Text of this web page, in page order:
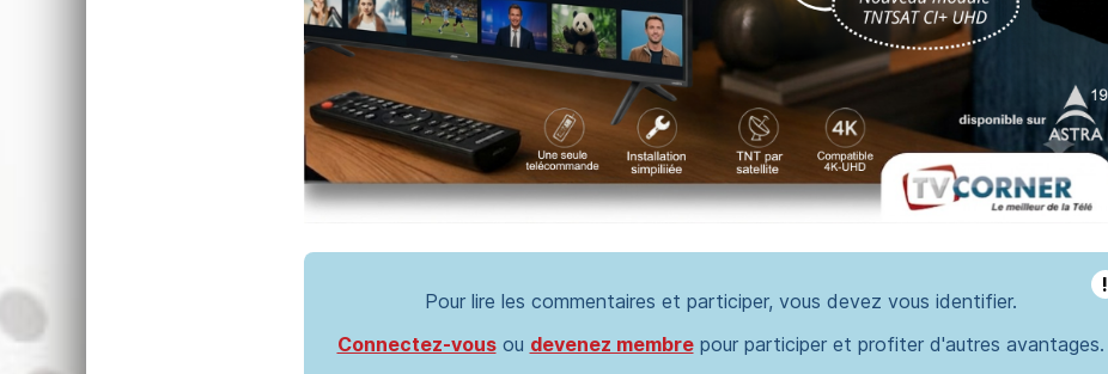
!
Pour lire les commentaires et participer, vous devez vous identifier.
Connectez-vousou devenez membrepour participer et profiter d'autres avantages.